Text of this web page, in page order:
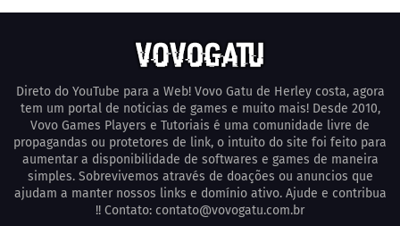
Direto do YouTube para a Web! Vovo Gatu de Herley costa, agora
tem um portal de noticias de games e muito mais! Desde 2010,
Vovo Games Players e Tutoriais é uma comunidade livre de
propagandas ou protetores de link, o intuito do site foi feito para
aumentar a disponibilidade de softwares e games de maneira
simples. Sobrevivemos através de doações ou anuncios que
ajudam a manter nossos links e domínio ativo. Ajude e contribua
!! Contato: contato@vovogatu.com.br